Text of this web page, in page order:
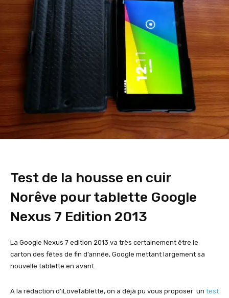
Test de la housse en cuir
Norêve pour tablette Google
Nexus 7 Edition 2013
La Google Nexus 7 edition 2013 va très certainement être le
carton des fêtes de fin d’année, Google mettant largement sa
nouvelle tablette en avant.
A la rédaction d’iLoveTablette, on a déjà pu vous proposer un test